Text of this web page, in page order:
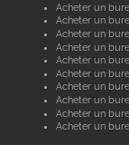
Acheter un
Acheter un
Acheter un
Acheter un
Acheter un
Acheter un
Acheter un
Acheter un
Acheter un
Acheter un